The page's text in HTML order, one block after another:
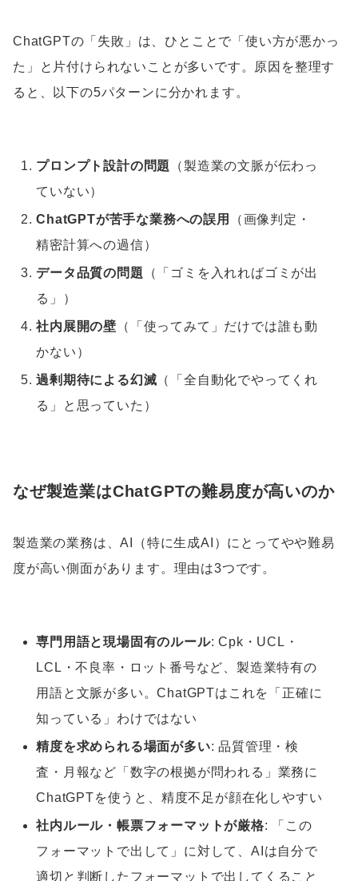
ChatGPTの「失敗」は、ひとことで「使い方が悪かっ
た」と片付けられないことが多いです。原因を整理す
ると、以下の5パターンに分かれます。
プロンプト設計の問題
（製造業の文脈が伝わっ
ていない）
ChatGPTが苦手な業務への誤用
（画像判定・
精密計算への過信）
データ品質の問題 （「ゴミを入れればゴミが出
る」）
社内展開の壁 （「使ってみて」だけでは誰も動
かない）
過剰期待による幻滅 （「全自動化でやってくれ
る」と思っていた）
なぜ製造業はChatGPTの難易度が高いのか
製造業の業務は、AI（特に生成AI）にとってやや難易
度が高い側面があります。理由は3つです。
専門用語と現場固有のルール: Cpk・UCL・
LCL・不良率・ロット番号など、製造業特有の
用語と文脈が多い。ChatGPTはこれを「正確に
知っている」わけではない
精度を求められる場面が多い: 品質管理・検
査・月報など「数字の根拠が問われる」業務に
ChatGPTを使うと、精度不足が顔在化しやすい
社内ルール・帳票フォーマットが厳格: 「この
フォーマットで出して」に対して、AIは自分で
適切と判断したフォーマットで出してくること